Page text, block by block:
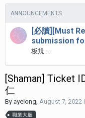
ANNOUNCEMENTS
[必讀][Must
submission
板規 ...
[Shaman] Ticket
仁
By ayelong, August 7, 2022
職業大廳